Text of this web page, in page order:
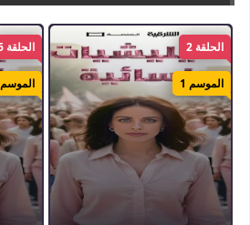
الحلقة 2
الموسم 1
الحلقة 6
الموسم 1